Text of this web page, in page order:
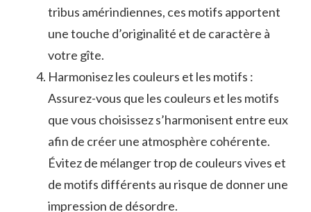
tribus‌ amérindiennes, ces motifs apportent
‌une touche d’originalité et de caractère à
votre gîte.
Harmonisez les⁣ couleurs​ et les motifs :
Assurez-vous⁢ que les couleurs et les motifs
que ⁤vous choisissez s’harmonisent entre eux
afin de ​créer une atmosphère ‌cohérente.
Évitez de mélanger trop de ‌couleurs vives et
de motifs‌ différents au risque de donner une​
impression ⁣de désordre.